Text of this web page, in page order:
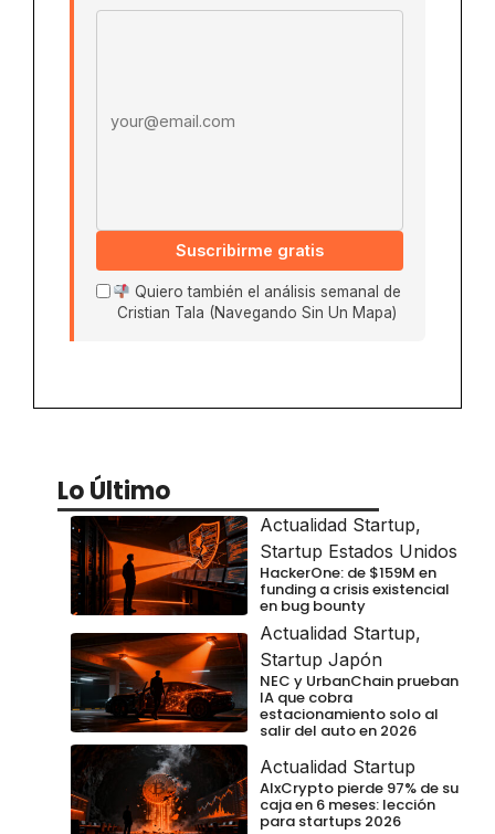
Suscribirme gratis
Quiero también el análisis semanal de
Cristian Tala (Navegando Sin Un Mapa)
Lo Último
Actualidad Startup,
Startup Estados Unidos
HackerOne: de $159M en
funding a crisis existencial
en bug bounty
Actualidad Startup,
Startup Japón
NEC y UrbanChain prueban
IA que cobra
estacionamiento solo al
salir del auto en 2026
Actualidad Startup
AIxCrypto pierde 97% de su
caja en 6 meses: lección
para startups 2026